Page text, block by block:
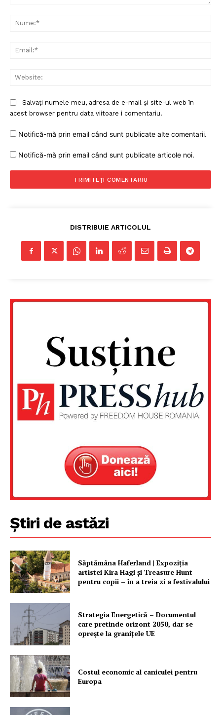
Salvați numele meu, adresa de e-mail și site-ul web în
acest browser pentru data viitoare i comentariu.
Notifică-mă prin email când sunt publicate alte comentarii.
Notifică-mă prin email când sunt publicate articole noi.
DISTRIBUIE ARTICOLUL
Știri de astăzi
Săptămâna Haferland | Expoziţia
artistei Kira Hagi şi Treasure Hunt
pentru copii – în a treia zi a festivalului
Strategia Energetică – Documentul
care pretinde orizont 2050, dar se
oprește la granițele UE
Costul economic al caniculei pentru
Europa